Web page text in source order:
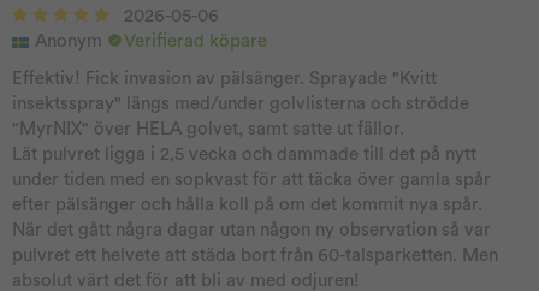
2026-05-06
Anonym
Verifierad köpare
Effektiv! Fick invasion av pälsänger. Sprayade "Kvitt
insektsspray" längs med/under golvlisterna och strödde
"MyrNIX" över HELA golvet, samt satte ut fällor.
Lät pulvret ligga i 2,5 vecka och dammade till det på nytt
under tiden med en sopkvast för att täcka över gamla spår
efter pälsänger och hålla koll på om det kommit nya spår.
När det gått några dagar utan någon ny observation så var
pulvret ett helvete att städa bort från 60-talsparketten. Men
absolut värt det för att bli av med odjuren!